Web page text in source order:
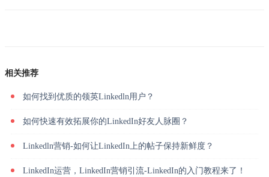
相关推荐
如何找到优质的领英Linkedln用户？
如何快速有效拓展你的LinkedIn好友人脉圈？
Linkedln营销-如何让LinkedIn上的帖子保持新鲜度？
LinkedIn运营，LinkedIn营销引流-LinkedIn的入门教程来了！